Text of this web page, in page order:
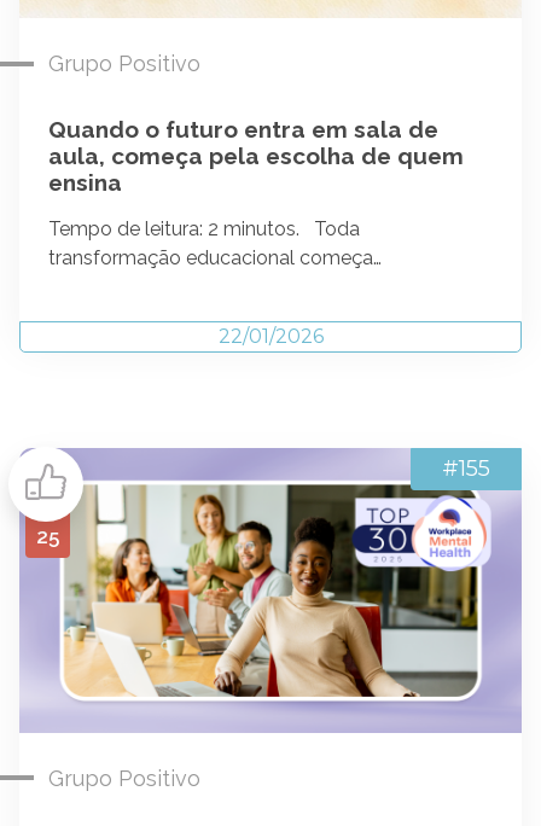
Grupo Positivo
Quando o futuro entra em sala de
aula, começa pela escolha de quem
ensina
Tempo de leitura: 2 minutos. Toda
transformação educacional começa…
22/01/2026
25
Grupo Positivo
#155